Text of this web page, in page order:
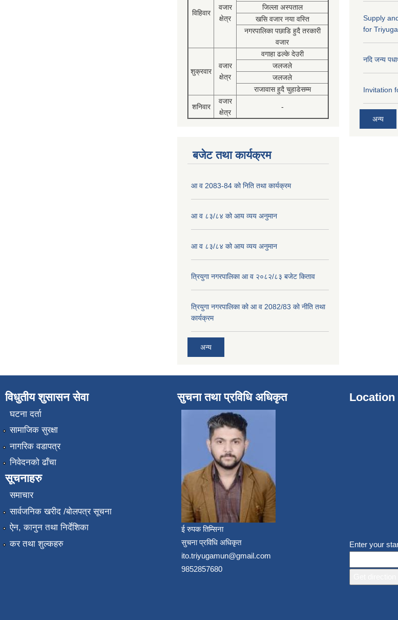
विहिवार
वजार
क्षेत्र
जिल्ला अस्पताल
खसि वजार नया वस्ति
नगरपालिका पछाडि हुदै तरकारी
वजार
शुक्रवार
वजार
क्षेत्र
वगाहा ढल्के देउरी
जलजले
जलजले
राजावास हुदै चुहाडेसम्म
शनिवार
वजार
क्षेत्र
-
बजेट तथा कार्यक्रम
आ व 2083-84 को निति तथा कार्यक्रम
आ व ८३/८४ को आय व्यय अनुमान
आ व ८३/८४ को आय व्यय अनुमान
त्रियुगा नगरपालिका आ व २०८२/८३ बजेट किताव
त्रियुगा नगरपालिका को आ व 2082/83 को नीति तथा
कार्यक्रम
अन्य
Supply
for
नदि जन्य
Invitation
अन्य
विधुतीय शुसासन सेवा
घटना दर्ता
सामाजिक सुरक्षा
नागरिक वडापत्र
निवेदनको ढाँचा
सूचनाहरु
समाचार
सार्वजनिक खरीद /बोलपत्र सूचना
ऐन, कानुन तथा निर्देशिका
कर तथा शुल्कहरु
सुचना तथा प्रविधि अधिकृत
ई रुपक तिम्सिना
सुचना प्रविधि अधिकृत
ito.triyugamun@gmail.com
9852857680
Location
Enter your